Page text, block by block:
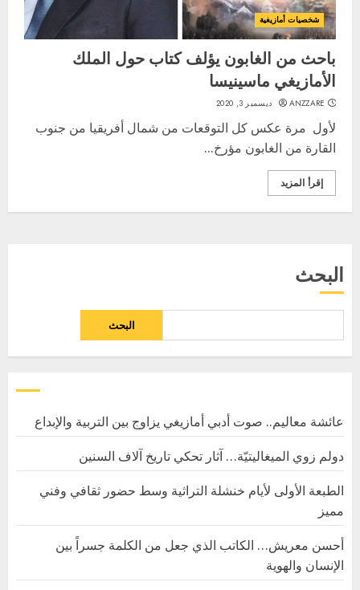
شخصيات أمازيغية
باحث من الغابون يؤلف كتاب حول الملك
الأمازيغي ماسينيسا
ANZZARE ديسمبر 3, 2020
لأول مرة عكس كل التوقعات من شمال أفريقيا من جنوب
القارة من الغابون مؤرخ...
إقرأ المزيد
البحث
البحث
عائشة معاليم.. صوت أدبي أمازيغي يزاوج بين التربية والإبداع
دولم زوي الميغاليتيّة… آثار تحكي تاريخ آلاف السنين
الطبعة الأولى لأيام خنشلة التراثية وسط حضور ثقافي وفني
مميز
أحسن معريش… الكاتب الذي جعل من الكلمة جسراً بين
الإنسان والهوية